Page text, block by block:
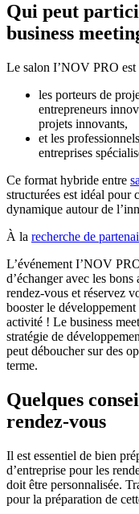
Qui peut
business
Le salon I’NOV PRO est
les porteurs de
entrepreneurs
projets innovants,
et les
entreprises
Ce format hybride entre
structurées est idéal pour
dynamique autour de
À la recherche de
L’événement I’NOV
d’échanger avec les
rendez-vous et réservez
booster le
activité ! Le business
stratégie de
peut déboucher sur des
terme.
Quelques
rendez-vous
Il est essentiel de bien
d’entreprise pour les
doit être personnalisée.
pour la préparation de